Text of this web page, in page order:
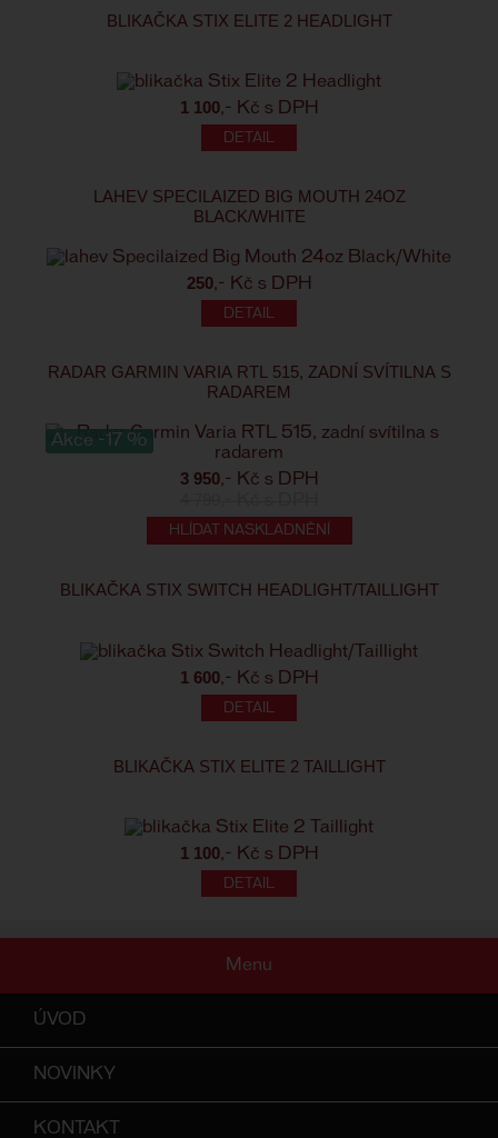
BLIKAČKA STIX ELITE 2 HEADLIGHT
1 100,- Kč s DPH
LAHEV SPECILAIZED BIG MOUTH 24OZ
BLACK/WHITE
250,- Kč s DPH
RADAR GARMIN VARIA RTL 515, ZADNÍ SVÍTILNA S
RADAREM
Akce -17 %
3 950,- Kč s DPH
HLÍDAT NASKLADNĚNÍ
BLIKAČKA STIX SWITCH HEADLIGHT/TAILLIGHT
1 600,- Kč s DPH
BLIKAČKA STIX ELITE 2 TAILLIGHT
1 100,- Kč s DPH
Menu
ÚVOD
NOVINKY
KONTAKT